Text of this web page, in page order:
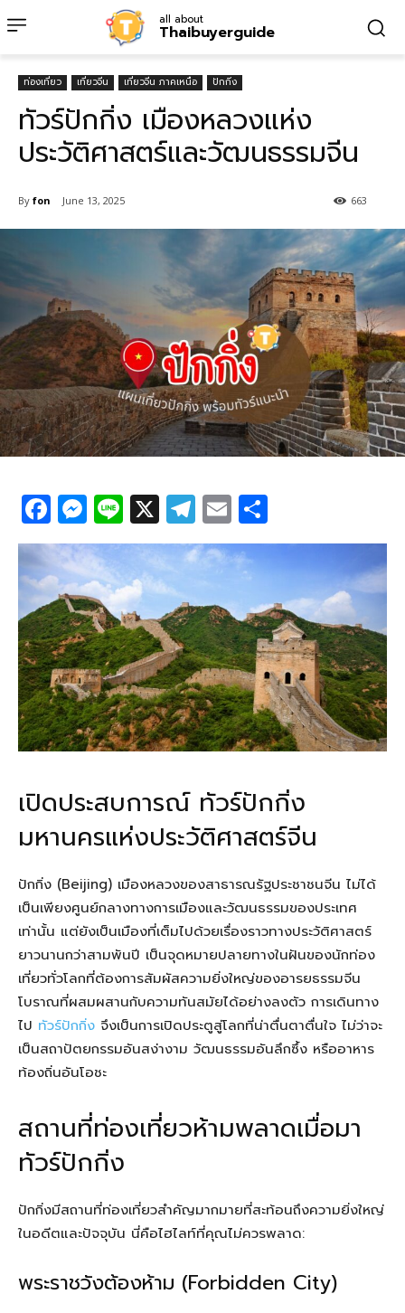
all about
Thaibuyerguide
ท่องเที่ยว เที่ยวจีน เที่ยวจีน ภาคเหนือ ปักกิ่ง
ทัวร์ปักกิ่ง เมืองหลวงแห่ง
ประวัติศาสตร์และวัฒนธรรมจีน
By fon June 13, 2025 663
F
a
c
e
b
o
o
k
M
e
ss
e
n
g
er
Li
n
e
X T
el
e
g
ra
m
E
m
ail
h
ar
e
เปิดประสบการณ์ ทัวร์ปักกิ่ง
มหานครแห่งประวัติศาสตร์จีน
ปักกิ่ง (Beijing) เมืองหลวงของสาธารณรัฐประชาชนจีน ไม่ได้
เป็นเพียงศูนย์กลางทางการเมืองและวัฒนธรรมของประเทศ
เท่านั้น แต่ยังเป็นเมืองที่เต็มไปด้วยเรื่องราวทางประวัติศาสตร์
ยาวนานกว่าสามพันปี เป็นจุดหมายปลายทางในฝันของนักท่อง
เที่ยวทั่วโลกที่ต้องการสัมผัสความยิ่งใหญ่ของอารยธรรมจีน
โบราณที่ผสมผสานกับความทันสมัยได้อย่างลงตัว การเดินทาง
ไป ทัวร์ปักกิ่ง จึงเป็นการเปิดประตูสู่โลกที่น่าตื่นตาตื่นใจ ไม่ว่าจะ
เป็นสถาปัตยกรรมอันสง่างาม วัฒนธรรมอันลึกซึ้ง หรืออาหาร
ท้องถิ่นอันโอชะ
สถานที่ท่องเที่ยวห้ามพลาดเมื่อมา
ทัวร์ปักกิ่ง
ปักกิ่งมีสถานที่ท่องเที่ยวสำคัญมากมายที่สะท้อนถึงความยิ่งใหญ่
ในอดีตและปัจจุบัน นี่คือไฮไลท์ที่คุณไม่ควรพลาด:
พระราชวังต้องห้าม (Forbidden City)